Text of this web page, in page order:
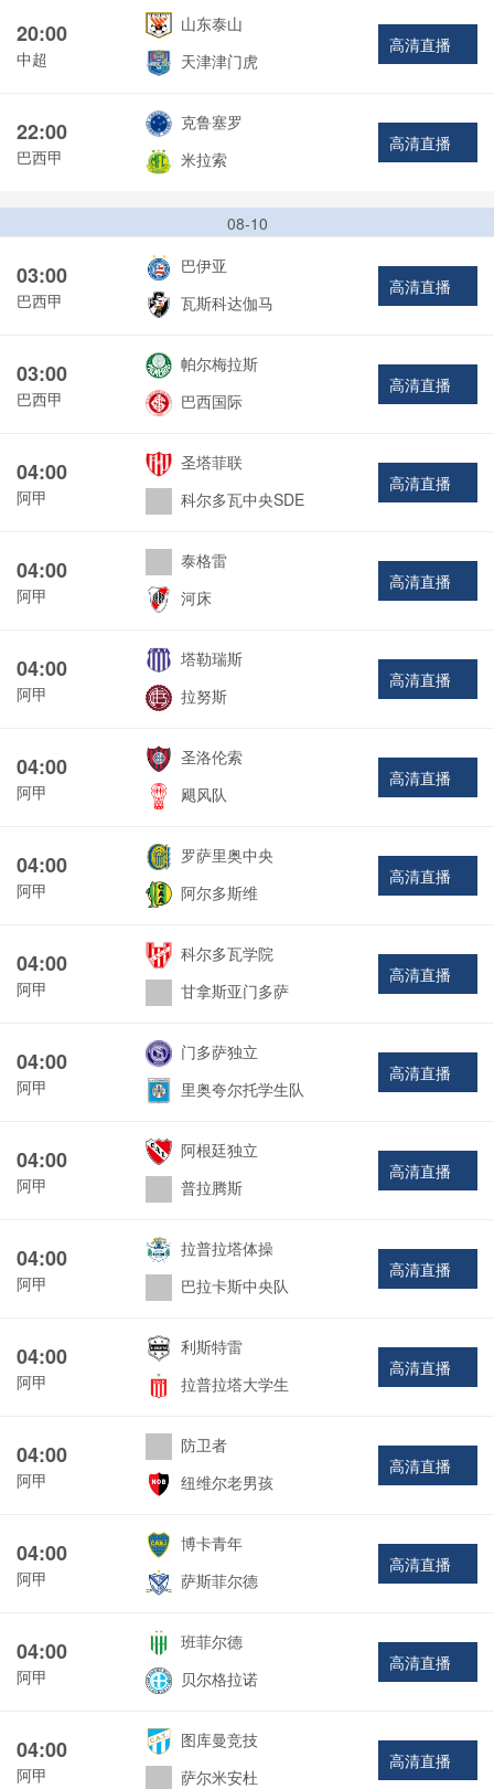
20:00
中超
山东泰山
天津津门虎
高清直播
22:00
巴西甲
克鲁塞罗
米拉索
高清直播
08-10
03:00
巴西甲
巴伊亚
瓦斯科达伽马
高清直播
03:00
巴西甲
帕尔梅拉斯
巴西国际
高清直播
04:00
阿甲
圣塔菲联
科尔多瓦中央SDE
高清直播
04:00
阿甲
泰格雷
河床
高清直播
04:00
阿甲
塔勒瑞斯
拉努斯
高清直播
04:00
阿甲
圣洛伦索
飓风队
高清直播
04:00
阿甲
罗萨里奥中央
阿尔多斯维
高清直播
04:00
阿甲
科尔多瓦学院
甘拿斯亚门多萨
高清直播
04:00
阿甲
门多萨独立
里奥夸尔托学生队
高清直播
04:00
阿甲
阿根廷独立
普拉腾斯
高清直播
04:00
阿甲
拉普拉塔体操
巴拉卡斯中央队
高清直播
04:00
阿甲
利斯特雷
拉普拉塔大学生
高清直播
04:00
阿甲
防卫者
纽维尔老男孩
高清直播
04:00
阿甲
博卡青年
萨斯菲尔德
高清直播
04:00
阿甲
班菲尔德
贝尔格拉诺
高清直播
04:00
阿甲
图库曼竞技
萨尔米安杜
高清直播